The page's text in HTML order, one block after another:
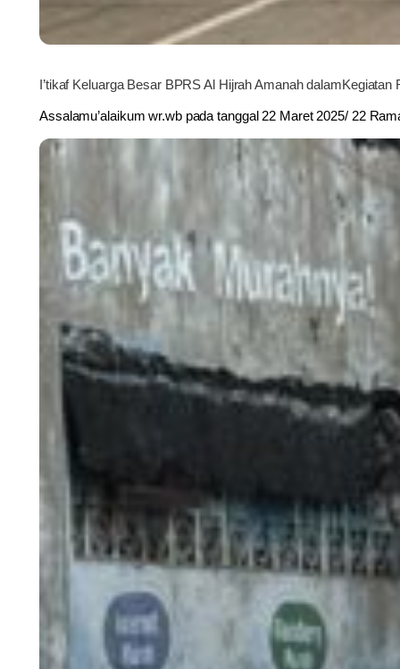
I’tikaf Keluarga Besar BPRS Al Hijrah Amanah dalamKegiatan
Assalamu’alaikum wr.wb pada tanggal 22 Maret 2025/ 22